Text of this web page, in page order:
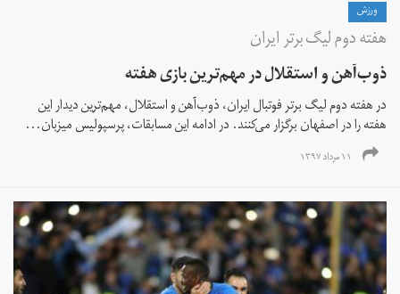
ورزش
هفته دوم لیگ برتر ایران
ذوب‌آهن و استقلال در مهم‌ترین بازی هفته
در هفته دوم لیگ برتر فوتبال ایران، ذوب‌آهن و استقلال، مهم‌ترین دیدار این
هفته را در اصفهان برگزار می‌کنند. در ادامه این مسابقات، پرسپولیس میزبان...
۱۱ مرداد ۱۳۹۷